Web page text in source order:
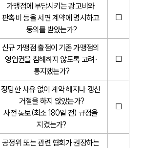
가맹점에 부담시키는 광고비와
판촉비 등을 서면 계약에 명시하고
동의를 받았는가?
☐
신규 가맹점 출점이 기존 가맹점의
영업권을 침해하지 않도록 고려·
통지했는가?
☐
정당한 사유 없이 계약 해지나 갱신
거절을 하지 않았는가?
사전 통보(최소 180일 전) 규정을
지켰는가?
☐
공정위 또는 관련 협회가 권장하는